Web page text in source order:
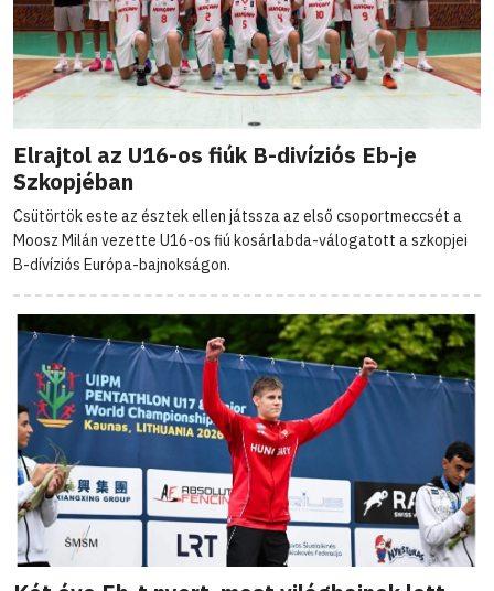
Elrajtol az U16-os fiúk B-divíziós Eb-je
Szkopjéban
Csütörtök este az észtek ellen játssza az első csoportmeccsét a
Moosz Milán vezette U16-os fiú kosárlabda-válogatott a szkopjei
B-dívíziós Európa-bajnokságon.